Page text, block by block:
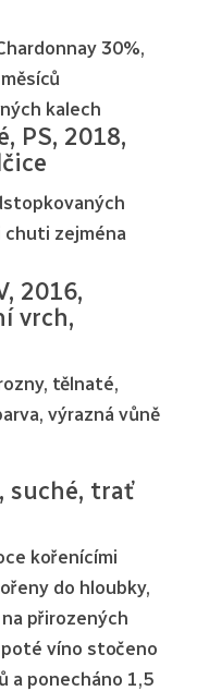
30%,
kalech
PS, 2018,
chuti zejména
2016,
vrch,
tělnaté,
výrazná vůně
suché, trať
kořenícími
do hloubky,
přirozených
víno stočeno
a ponecháno 1,5